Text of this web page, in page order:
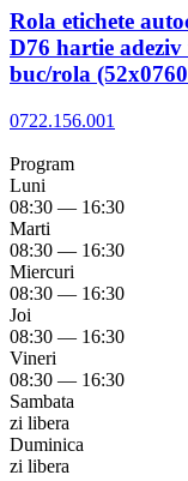
Rola etichete
D76 hartie
buc/rola
0722.156.001
Program
Luni
08:30 — 16:30
Marti
08:30 — 16:30
Miercuri
08:30 — 16:30
Joi
08:30 — 16:30
Vineri
08:30 — 16:30
Sambata
zi libera
Duminica
zi libera